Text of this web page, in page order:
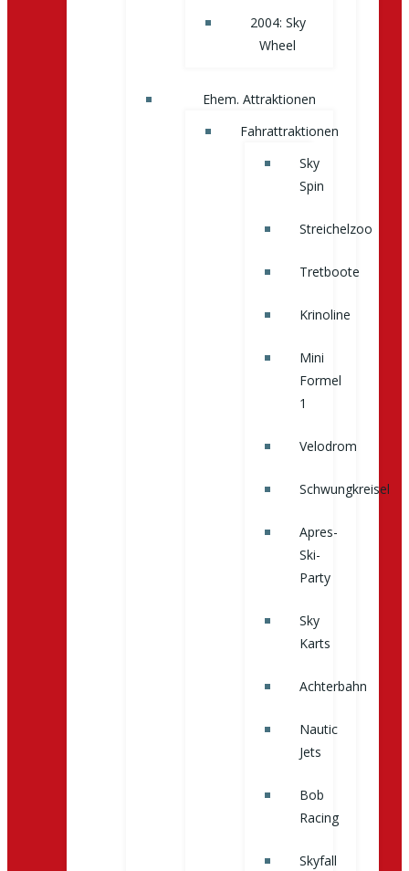
2004: Sky
Wheel
Ehem. Attraktionen
Fahrattraktionen
Sky
Spin
Streichelzoo
Tretboote
Krinoline
Mini
Formel
1
Velodrom
Schwungkreisel
Apres-
Ski-
Party
Sky
Karts
Achterbahn
Nautic
Jets
Bob
Racing
Skyfall